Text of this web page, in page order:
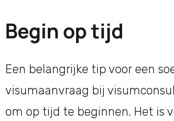
Begin op tijd
Een belangrijke tip voor een
visumaanvraag bij
om op tijd te beginnen. Het is